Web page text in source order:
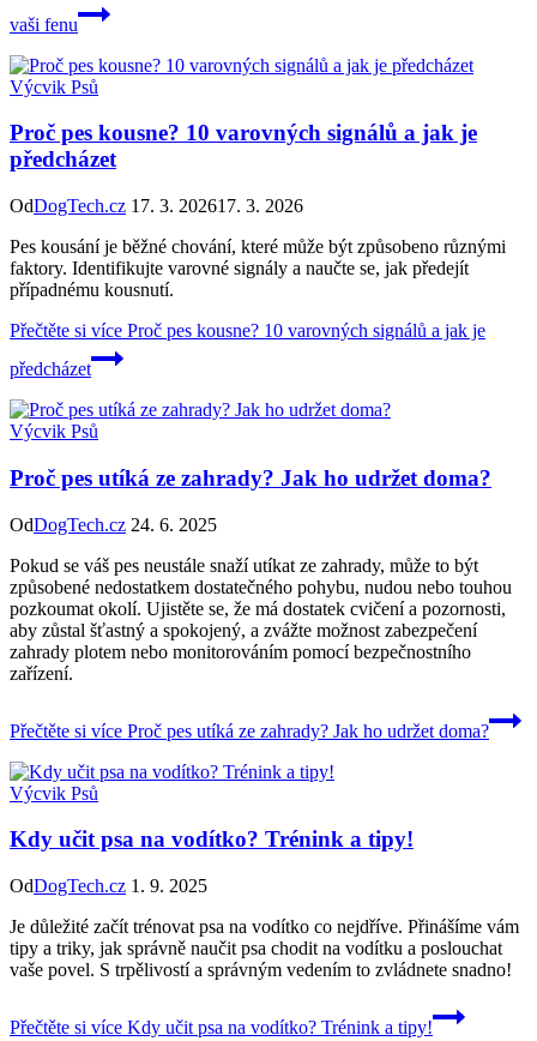
vaši fenu
Výcvik Psů
Proč pes kousne? 10 varovných signálů a jak je
předcházet
OdDogTech.cz 17. 3. 202617. 3. 2026
Pes kousání je běžné chování, které může být způsobeno různými
faktory. Identifikujte varovné signály a naučte se, jak předejít
případnému kousnutí.
Přečtěte si více Proč pes kousne? 10 varovných signálů a jak je
předcházet
Výcvik Psů
Proč pes utíká ze zahrady? Jak ho udržet doma?
OdDogTech.cz 24. 6. 2025
Pokud se váš pes neustále snaží utíkat ze zahrady, může to být
způsobené nedostatkem dostatečného pohybu, nudou nebo touhou
pozkoumat okolí. Ujistěte se, že má dostatek cvičení a pozornosti,
aby zůstal šťastný a spokojený, a zvážte možnost zabezpečení
zahrady plotem nebo monitorováním pomocí bezpečnostního
zařízení.
Přečtěte si více Proč pes utíká ze zahrady? Jak ho udržet doma?
Výcvik Psů
Kdy učit psa na vodítko? Trénink a tipy!
OdDogTech.cz 1. 9. 2025
Je důležité začít trénovat psa na vodítko co nejdříve. Přinášíme vám
tipy a triky, jak správně naučit psa chodit na vodítku a poslouchat
vaše povel. S trpělivostí a správným vedením to zvládnete snadno!
Přečtěte si více Kdy učit psa na vodítko? Trénink a tipy!